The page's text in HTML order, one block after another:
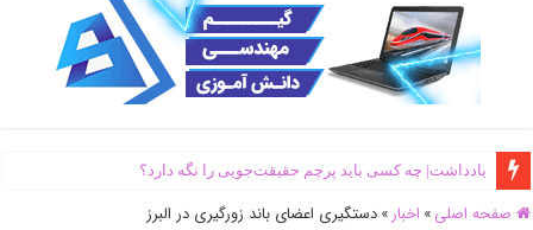
یادداشت| ‌چه کسی باید پرچم حقیقت‌جویی را نگه دارد؟
صفحه اصلی » اخبار » دستگیری اعضای باند زورگیری در البرز